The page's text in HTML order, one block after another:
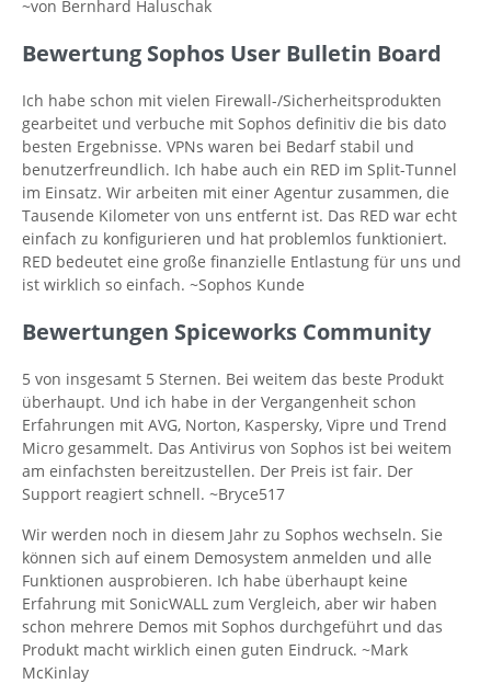
~von Bernhard Haluschak
Bewertung Sophos User Bulletin Board
Ich habe schon mit vielen Firewall-/Sicherheitsprodukten
gearbeitet und verbuche mit Sophos definitiv die bis dato
besten Ergebnisse. VPNs waren bei Bedarf stabil und
benutzerfreundlich. Ich habe auch ein RED im Split-Tunnel
im Einsatz. Wir arbeiten mit einer Agentur zusammen, die
Tausende Kilometer von uns entfernt ist. Das RED war echt
einfach zu konfigurieren und hat problemlos funktioniert.
RED bedeutet eine große finanzielle Entlastung für uns und
ist wirklich so einfach. ~Sophos Kunde
Bewertungen Spiceworks Community
5 von insgesamt 5 Sternen. Bei weitem das beste Produkt
überhaupt. Und ich habe in der Vergangenheit schon
Erfahrungen mit AVG, Norton, Kaspersky, Vipre und Trend
Micro gesammelt. Das Antivirus von Sophos ist bei weitem
am einfachsten bereitzustellen. Der Preis ist fair. Der
Support reagiert schnell. ~Bryce517
Wir werden noch in diesem Jahr zu Sophos wechseln. Sie
können sich auf einem Demosystem anmelden und alle
Funktionen ausprobieren. Ich habe überhaupt keine
Erfahrung mit SonicWALL zum Vergleich, aber wir haben
schon mehrere Demos mit Sophos durchgeführt und das
Produkt macht wirklich einen guten Eindruck. ~Mark
McKinlay